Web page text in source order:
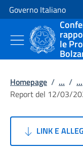
Vai al contenuto
Vai alla navigazione del
Governo Italiano
le
Homepage / ... / ...
Report del 12/03/
LINK E